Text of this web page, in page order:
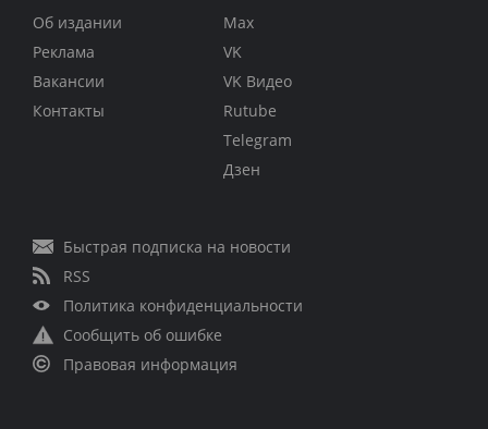
Об издании
Реклама
Вакансии
Контакты
Max
VK
VK Видео
Rutube
Telegram
Дзен
Быстрая подписка на новости
RSS
Политика конфиденциальности
Сообщить об ошибке
Правовая информация